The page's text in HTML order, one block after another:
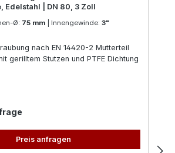
Edelstahl | DN 80, 3 Zoll
Ø: 75 mm Innengewinde: 3"
nach EN 14420-2 Mutterteil
gerilltem Stutzen und PTFE Dichtung
Preis anfragen